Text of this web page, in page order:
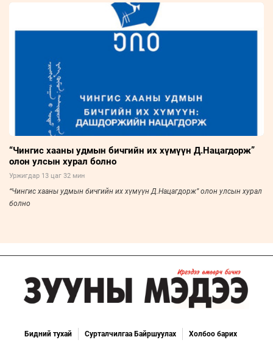
“Чингис хааны удмын бичгийн их хүмүүн Д.Нацагдорж”
олон улсын хурал болно
Уржигдар 13 цаг 32 мин
“Чингис хааны удмын бичгийн их хүмүүн Д.Нацагдорж” олон улсын хурал
болно
Бидний тухай Сурталчилгаа Байршуулах Холбоо барих